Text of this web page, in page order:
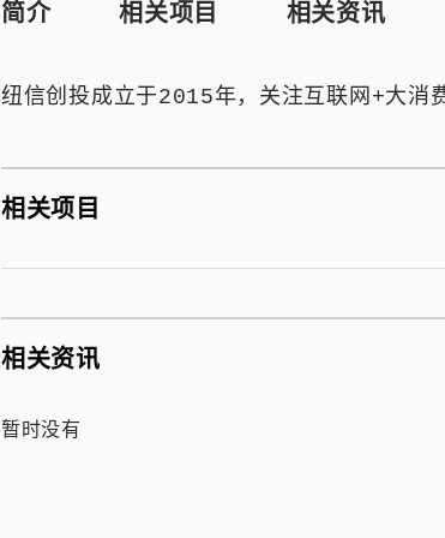
简介 相关项目 相关资讯
纽信创投成立于2015年，关注互联网+大消
相关项目
相关资讯
暂时没有